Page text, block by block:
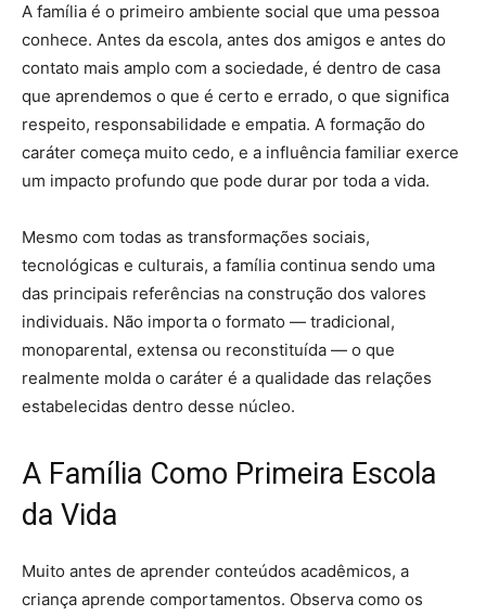
A família é o primeiro ambiente social que uma pessoa
conhece. Antes da escola, antes dos amigos e antes do
contato mais amplo com a sociedade, é dentro de casa
que aprendemos o que é certo e errado, o que significa
respeito, responsabilidade e empatia. A formação do
caráter começa muito cedo, e a influência familiar exerce
um impacto profundo que pode durar por toda a vida.
Mesmo com todas as transformações sociais,
tecnológicas e culturais, a família continua sendo uma
das principais referências na construção dos valores
individuais. Não importa o formato — tradicional,
monoparental, extensa ou reconstituída — o que
realmente molda o caráter é a qualidade das relações
estabelecidas dentro desse núcleo.
A Família Como Primeira Escola
da Vida
Muito antes de aprender conteúdos acadêmicos, a
criança aprende comportamentos. Observa como os